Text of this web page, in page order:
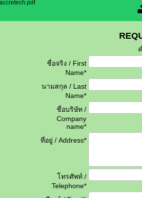
ชื่อจริง / First
Name*
นามสกุล / Last
Name*
ชื่อบริษัท /
Company
name*
ที่อยู่ / Address*
โทรศัพท์ /
Telephone*